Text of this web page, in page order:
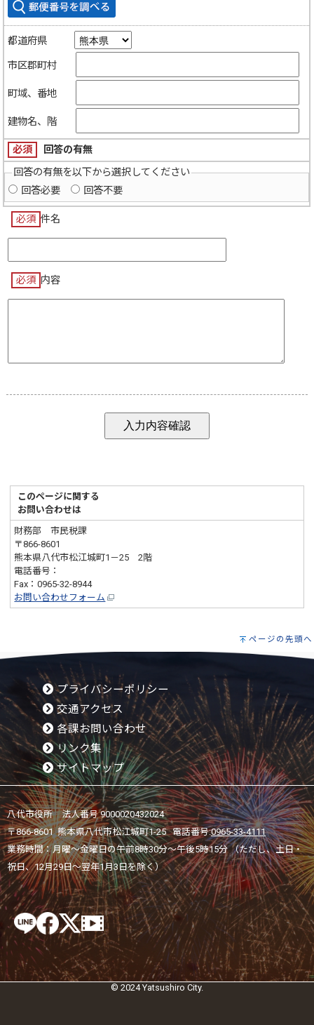
都道府県
市区郡町村
町域、番地
建物名、階
必須
回答の有無
回答の有無を以下から選択してください
回答必要
回答不要
必須 件名
必須 内容
このページに関する
お問い合わせは
財務部 市民税課
〒866-8601
熊本県八代市松江城町1－25 2階
電話番号：
Fax：0965-32-8944
お問い合わせフォーム
ページの先頭へ
プライバシーポリシー
交通アクセス
各課お問い合わせ
リンク集
サイトマップ
八代市役所 法人番号 9000020432024
〒866-8601 熊本県八代市松江城町1-25 電話番号:0965-33-4111
業務時間：月曜～金曜日の午前8時30分～午後5時15分 （ただし、土日・
祝日、12月29日～翌年1月3日を除く）
© 2024 Yatsushiro City.